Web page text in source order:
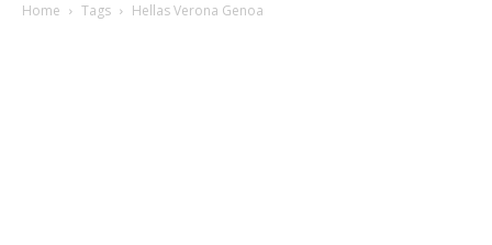
Home Tags Hellas Verona Genoa